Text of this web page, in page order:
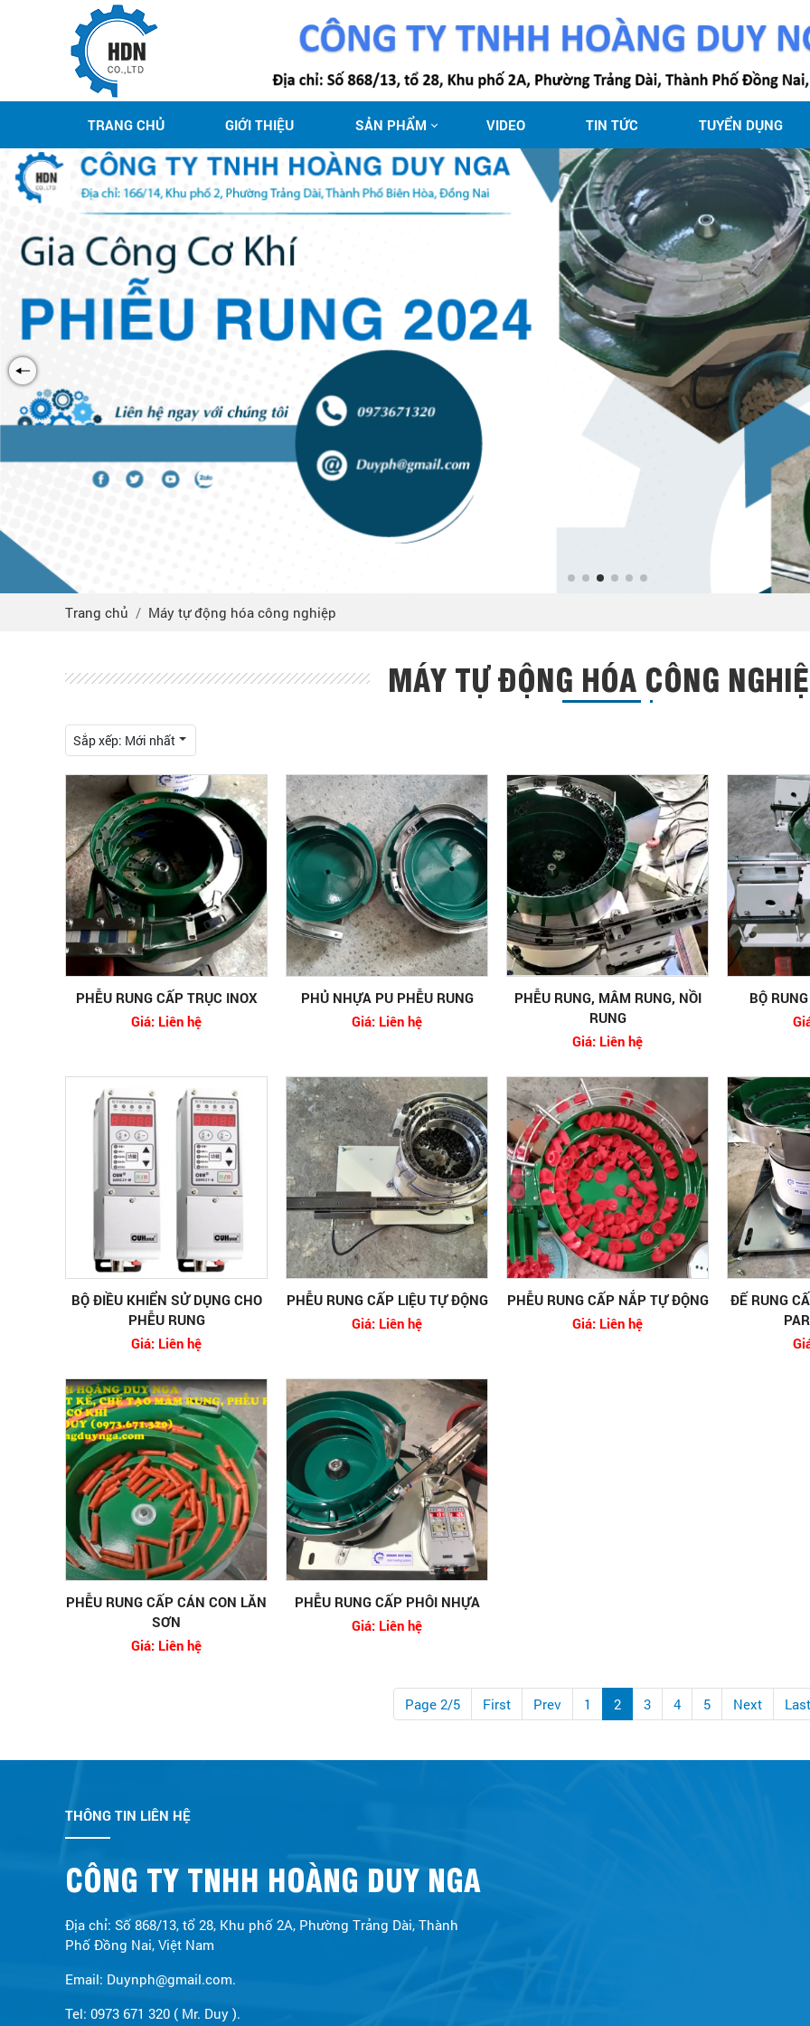
TRANG CHỦ GIỚI THIỆU SẢN PHẨM VIDEO TIN TỨC TUYỂN DỤNG
Trang chủ Máy tự động hóa công nghiệp
MÁY TỰ ĐỘNG HÓA CÔNG
Sắp xếp: Mới nhất
PHỄU RUNG CẤP TRỤC INOX
Giá: Liên hệ
PHỦ NHỰA PU PHỄU RUNG
Giá: Liên hệ
PHỄU RUNG, MÂM RUNG, NỒI
RUNG
Giá: Liên hệ
BỘ
BỘ ĐIỀU KHIỂN SỬ DỤNG CHO
PHỄU RUNG
Giá: Liên hệ
PHỄU RUNG CẤP LIỆU TỰ ĐỘNG
Giá: Liên hệ
PHỄU RUNG CẤP NẮP TỰ ĐỘNG
Giá: Liên hệ
ĐẾ RUNG
PHỄU RUNG CẤP CÁN CON LĂN
SƠN
Giá: Liên hệ
PHỄU RUNG CẤP PHÔI NHỰA
Giá: Liên hệ
Page 2/5 First Prev 1 2 3 4 5 Next Last
THÔNG TIN LIÊN HỆ
CÔNG TY TNHH HOÀNG DUY NGA
Địa chỉ: Số 868/13, tổ 28, Khu phố 2A, Phường Trảng Dài, Thành
Phố Đồng Nai, Việt Nam
Email: Duynph@gmail.com.
Tel: 0973 671 320 ( Mr. Duy ).